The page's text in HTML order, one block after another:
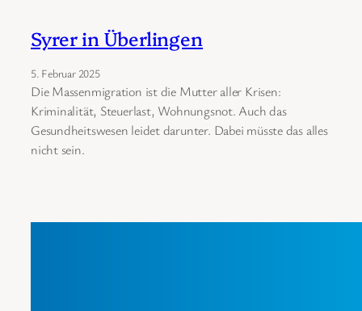
Syrer in Überlingen
5. Februar 2025
Die Massenmigration ist die Mutter aller Krisen:
Kriminalität, Steuerlast, Wohnungsnot. Auch das
Gesundheitswesen leidet darunter. Dabei müsste das alles
nicht sein.